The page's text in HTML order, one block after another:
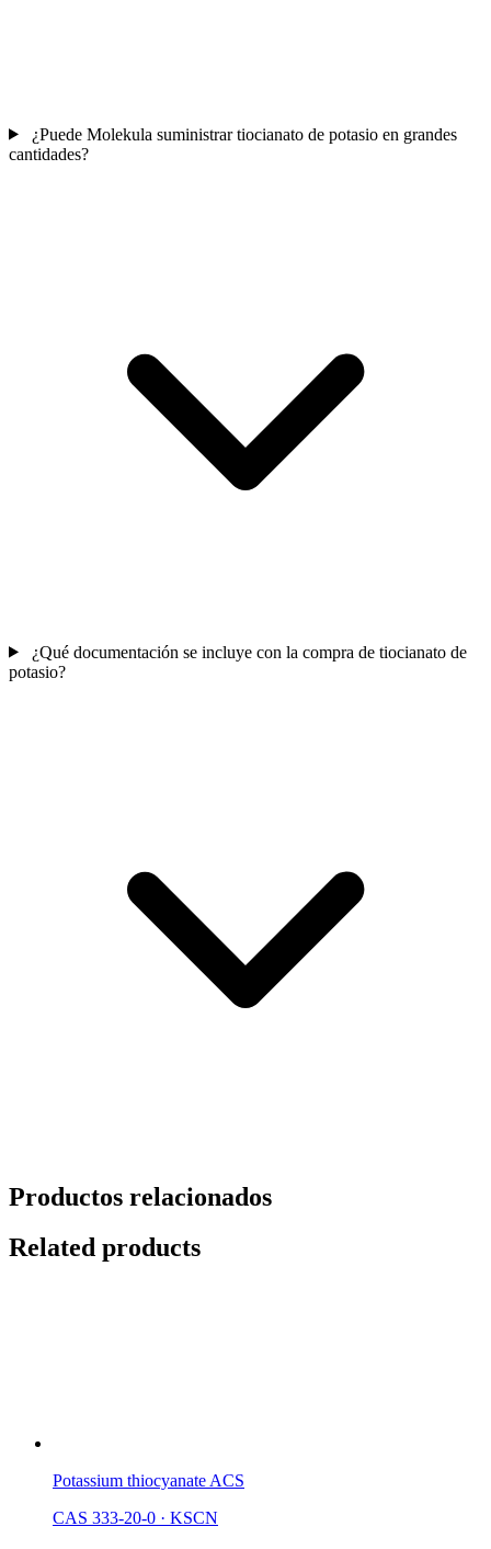
¿Puede Molekula suministrar tiocianato de potasio en grandes
cantidades?
¿Qué documentación se incluye con la compra de tiocianato de
potasio?
Productos relacionados
Related products
Potassium thiocyanate ACS
CAS 333-20-0 · KSCN